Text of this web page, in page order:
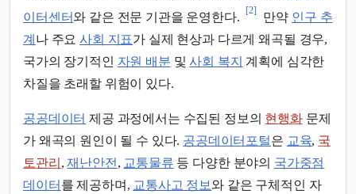
이터센터와 같은 전문 기관을 운영한다.
[2]
만약 인구 추
계 나 주요사회 지표가 실제 현상과 다르게 왜곡될 경우,
국가의 장기적인 자원 배분 및사회 복지 계획에 심각한
차질을 초래할 위험이 있다.
공공데이터 제공 과정에서는 수집된 정보의 현행화문제
가 왜곡의 원인이 될 수 있다. 공공데이터포털은 교육, 국
토관리 ,재난안전 , 교통물류 등 다양한 분야의 국가중점
데이터 를 제공하며, 교통사고 정보 와 같은 구체적인 자